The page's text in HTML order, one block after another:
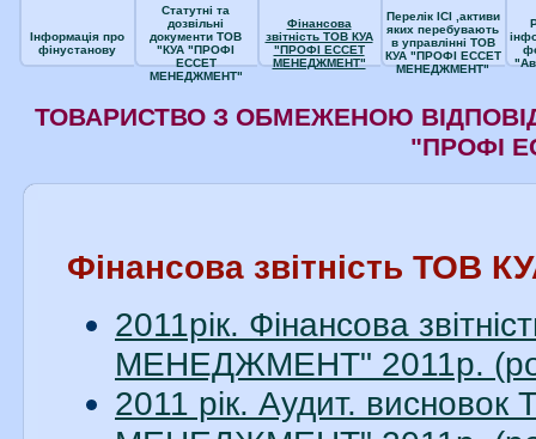
Інформація про
фінустанову
Статутні та
дозвільні
документи ТОВ
"КУА "ПРОФІ
ЕССЕТ
МЕНЕДЖМЕНТ"
Фінансова
звітність ТОВ КУА
"ПРОФІ ЕССЕТ
МЕНЕДЖМЕНТ"
Перелік ІСІ ,активи
яких перебувають
в управлінні ТОВ
КУА "ПРОФІ ЕССЕТ
МЕНЕДЖМЕНТ"
ТОВАРИСТВО З ОБМЕЖЕНОЮ
"ПРОФІ
Фінансова звітність
2011рік. Фінансова
МЕНЕДЖМЕНТ" 2011р.
2011 рік. Аудит.